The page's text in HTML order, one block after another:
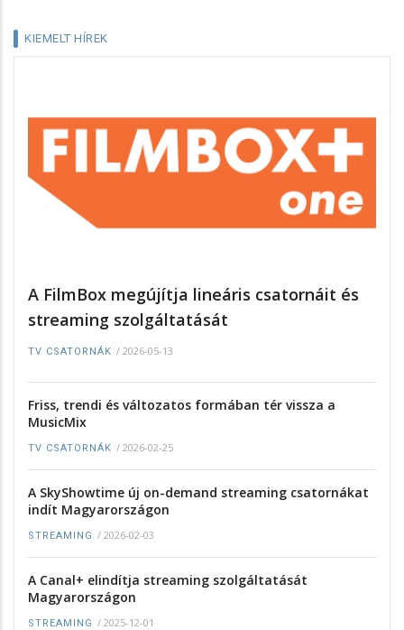
KIEMELT HÍREK
A FilmBox megújítja lineáris csatornáit és
streaming szolgáltatását
TV CSATORNÁK / 2026-05-13
Friss, trendi és változatos formában tér vissza a
MusicMix
TV CSATORNÁK / 2026-02-25
A SkyShowtime új on-demand streaming csatornákat
indít Magyarországon
STREAMING / 2026-02-03
A Canal+ elindítja streaming szolgáltatását
Magyarországon
STREAMING / 2025-12-01